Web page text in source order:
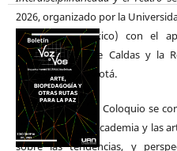
2026, organizado por la
de Sonora (México) con el
Francisco José de Caldas y la
Colombia, en Bogotá.
En esta edición el Coloquio se
diálogo entre la academia y las
sobre las tendencias, y